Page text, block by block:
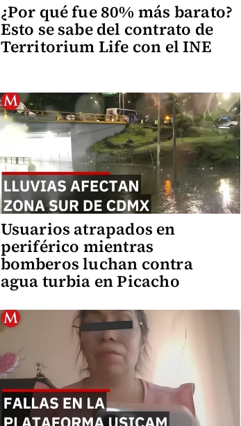
¿Por qué fue 80% más barato?
Esto se sabe del contrato de
Territorium Life con el INE
Usuarios atrapados en
periférico mientras
bomberos luchan contra
agua turbia en Picacho